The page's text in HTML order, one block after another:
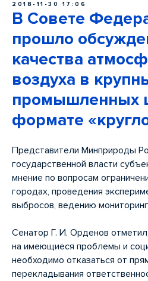
2018-11-30 17:06
В Совете
прошло
качества
воздуха в
промышленных
формате
Представители Минприроды
государственной власти
мнение по вопросам
городах, проведения
выбросов, ведению
Сенатор Г. И. Орденов
на имеющиеся проблемы и
необходимо отказаться от
перекладывания